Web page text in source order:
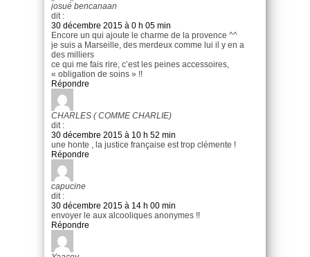
josué bencanaan
dit :
30 décembre 2015 à 0 h 05 min
Encore un qui ajoute le charme de la provence ^^
je suis a Marseille, des merdeux comme lui il y en a
des milliers
ce qui me fais rire, c’est les peines accessoires,
« obligation de soins » !!
Répondre
CHARLES ( COMME CHARLIE)
dit :
30 décembre 2015 à 10 h 52 min
une honte , la justice française est trop clémente !
Répondre
capucine
dit :
30 décembre 2015 à 14 h 00 min
envoyer le aux alcooliques anonymes !!
Répondre